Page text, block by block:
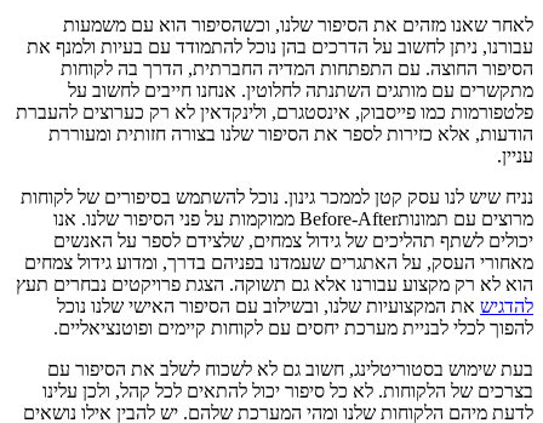
לאחר שאנו מזהים את הסיפור שלנו, וכשהסיפור הוא עם משמעות
עבורנו, ניתן לחשוב על הדרכים בהן נוכל להתמודד עם בעיות ולמנף את
הסיפור החוצה. עם התפתחות המדיה החברתית, הדרך בה לקוחות
מתקשרים עם מותגים השתנתה לחלוטין. אנחנו חייבים לחשוב על
פלטפורמות כמו פייסבוק, אינסטגרם, ולינקדאין לא רק כערוצים להעברת
הודעות, אלא כזירות לספר את הסיפור שלנו בצורה חזותית ומעוררת
עניין.
נניח שיש לנו עסק קטן לממכר גינון. נוכל להשתמש בסיפורים של לקוחות
מרוצים עם תמונותBefore-After ממוקמות על פני הסיפור שלנו. אנו
יכולים לשתף תהליכים של גידול צמחים, שלצידם לספר על האנשים
מאחורי העסק, על האתגרים שעמדנו בפניהם בדרך, ומדוע גידול צמחים
הוא לא רק מקצוע עבורנו אלא גם תשוקה. הצגת פרויקטים נבחרים תעץ
להדגיש את המקצועיות שלנו, ובשילוב עם הסיפור האישי שלנו נוכל
להפוך לכלי לבניית מערכת יחסים עם לקוחות קיימים ופוטנציאליים.
בעת שימוש בסטוריטלינג, חשוב גם לא לשכוח לשלב את הסיפור עם
בצרכים של הלקוחות. לא כל סיפור יכול להתאים לכל קהל, ולכן עלינו
לדעת מיהם הלקוחות שלנו ומהי המערכת שלהם. יש להבין אילו נושאים